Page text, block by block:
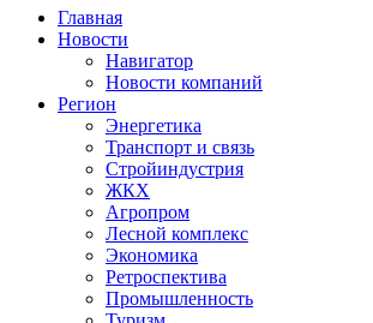
Главная
Новости
Навигатор
Новости компаний
Регион
Энергетика
Транспорт и связь
Стройиндустрия
ЖКХ
Агропром
Лесной комплекс
Экономика
Ретроспектива
Промышленность